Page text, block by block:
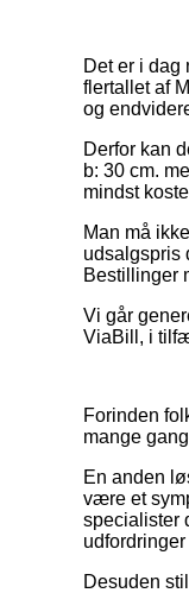
Det er i dag
flertallet af
og
Derfor kan
b: 30 cm.
mindst
Man må
udsalgspris
Bestillinger
Vi går
ViaBill, i
Forinden
mange
En anden
være et
specialister
Desuden